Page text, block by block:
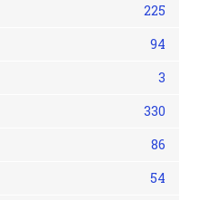
225
94
3
330
86
54